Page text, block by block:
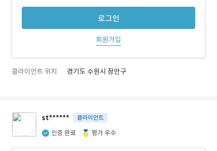
로그인
회원가입
클라이언트 위치 경기도 수원시 장안구
st****** 클라이언트
인증 완료 평가 우수